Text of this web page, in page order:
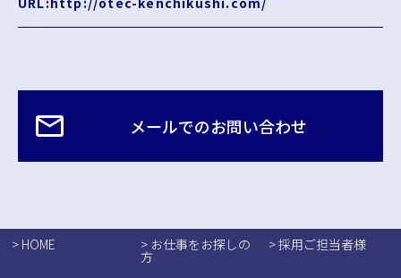
メールでのお問い合わせ
> HOME > お仕事をお探しの
方
> 採用ご担当者様